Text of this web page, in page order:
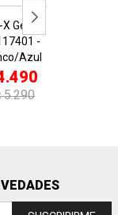
Geek
-
Azul
5.290